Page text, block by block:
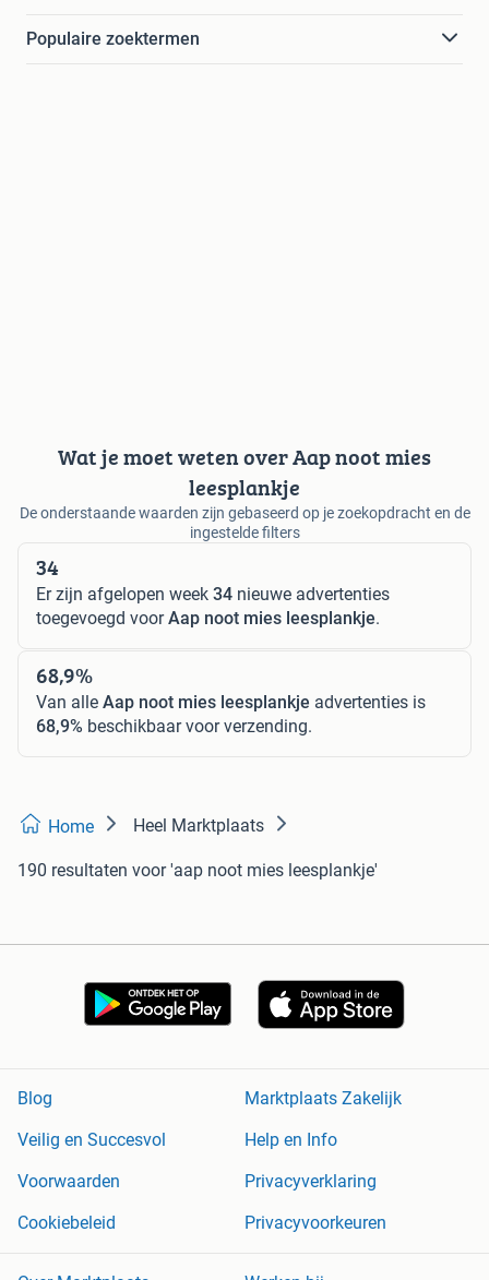
Populaire zoektermen
Wat je moet weten over Aap noot mies
leesplankje
De onderstaande waarden zijn gebaseerd op je zoekopdracht en de
ingestelde filters
34
Er zijn afgelopen week 34 nieuwe advertenties
toegevoegd voorAap noot mies leesplankje.
68,9%
Van alle Aap noot mies leesplankje advertenties is
68,9% beschikbaar voor verzending.
Home Heel Marktplaats
190 resultaten voor 'aap noot mies leesplankje'
Blog
Marktplaats Zakelijk
Veilig en Succesvol
Help en Info
Voorwaarden
Privacyverklaring
Cookiebeleid
Privacyvoorkeuren